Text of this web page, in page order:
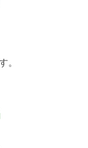
。